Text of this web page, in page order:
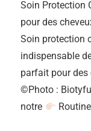
Soin Protection
pour des
Soin protection
indispensable
parfait pour des
©Photo :
notre